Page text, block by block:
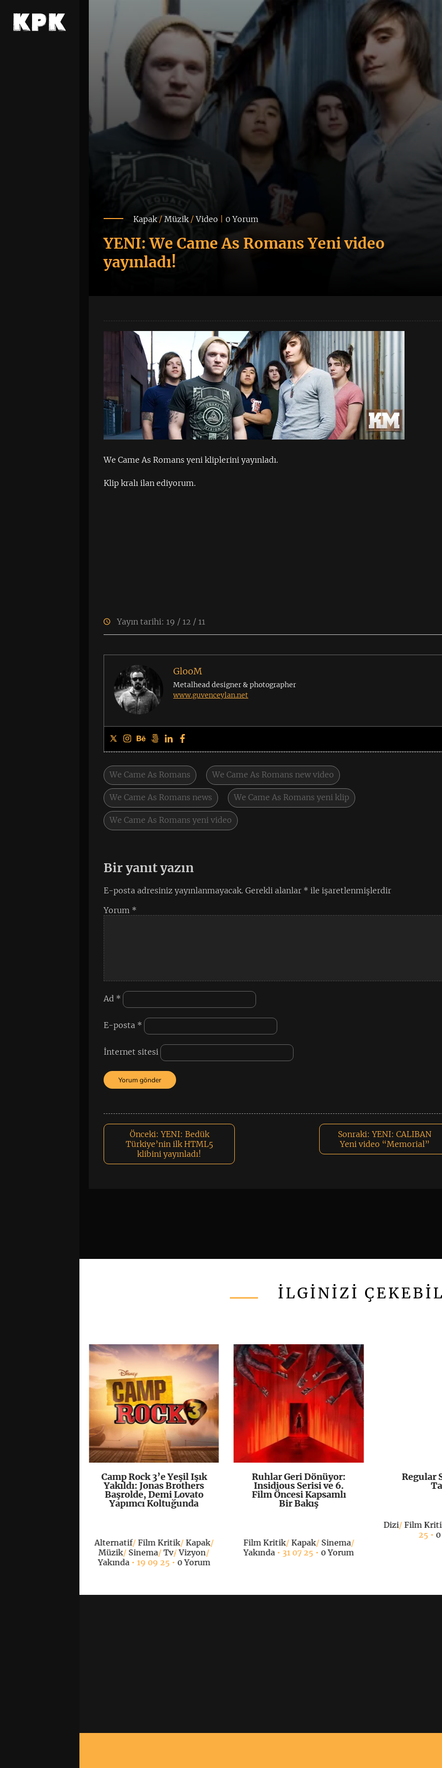
Kapak/Müzik/Video 0 Yorum
YENI: We Came As Romans Yeni video
yayınladı!
We Came As Romans yeni kliplerini yayınladı.
Klip kralı ilan ediyorum.
Yayın tarihi: 19 / 12 / 11
GlooM
Metalhead designer & photographer
www.guvenceylan.net
We Came As Romans We Came As Romans new video
We Came As Romans news We Came As Romans yeni klip
We Came As Romans yeni video
Bir yanıt yazın
E-posta adresiniz yayınlanmayacak. Gerekli alanlar * ile işaretlenmişlerdir
Yorum *
Ad *
E-posta *
İnternet sitesi
Önceki: YENI: Bedük
Türkiye’nin ilk HTML5
klibini yayınladı!
Sonraki: YENI: CALIBAN
Yeni video “Memorial”
İLGİNİZİ
K+
Camp Rock 3’e Yeşil Işık
Yakıldı: Jonas Brothers
Başrolde, Demi Lovato
Yapımcı Koltuğunda
Alternatif/Film Kritik/ Kapak/
Müzik/ Sinema/Tv/Vizyon/
Yakında • 19 09 25 • 0 Yorum
K+
Ruhlar Geri Dönüyor:
Insidious Serisi ve 6.
Film Öncesi Kapsamlı
Bir Bakış
Film Kritik/ Kapak/ Sinema/
Yakında • 31 07 25 • 0 Yorum
Regular
Dizi/Film
25 •